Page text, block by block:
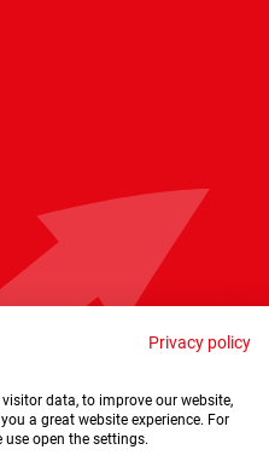
Privacy policy
data, to improve our website,
a great website experience. For
open the settings.